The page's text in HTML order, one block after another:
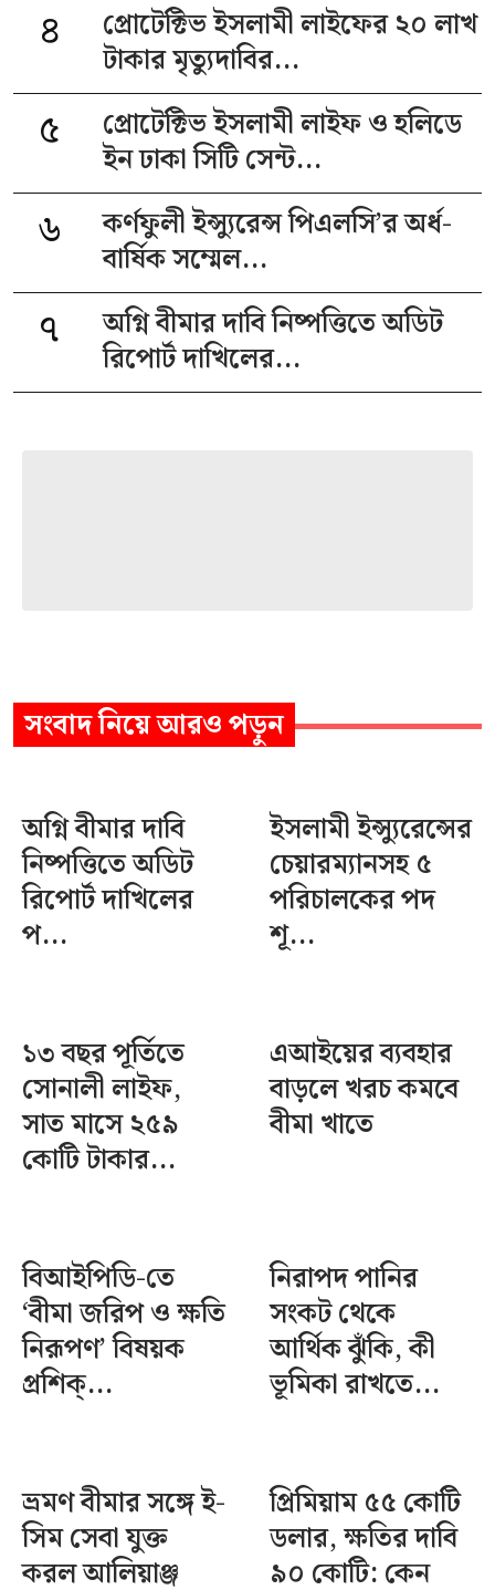
৪
প্রোটেক্টিভ ইসলামী লাইফের ২০ লাখ
টাকার মৃত্যুদাবির...
৫
প্রোটেক্টিভ ইসলামী লাইফ ও হলিডে
ইন ঢাকা সিটি সেন্ট...
৬
কর্ণফুলী ইন্স্যুরেন্স পিএলসি’র অর্ধ-
বার্ষিক সম্মেল...
৭
অগ্নি বীমার দাবি নিষ্পত্তিতে অডিট
রিপোর্ট দাখিলের...
সংবাদনিয়ে আরও পড়ুন
অগ্নি বীমার দাবি
নিষ্পত্তিতে অডিট
রিপোর্ট দাখিলের
প...
ইসলামী ইন্স্যুরেন্সের
চেয়ারম্যানসহ ৫
পরিচালকের পদ
শূ...
১৩ বছর পূর্তিতে
সোনালী লাইফ,
সাত মাসে ২৫৯
কোটি টাকার...
এআইয়ের ব্যবহার
বাড়লে খরচ কমবে
বীমা খাতে
বিআইপিডি-তে
‘বীমা জরিপ ও ক্ষতি
নিরূপণ’ বিষয়ক
প্রশিক্...
নিরাপদ পানির
সংকট থেকে
আর্থিক ঝুঁকি, কী
ভূমিকা রাখতে...
ভ্রমণ বীমার সঙ্গে ই-
সিম সেবা যুক্ত
করল আলিয়াঞ্জ
প্রিমিয়াম ৫৫ কোটি
ডলার, ক্ষতির দাবি
৯০ কোটি: কেন